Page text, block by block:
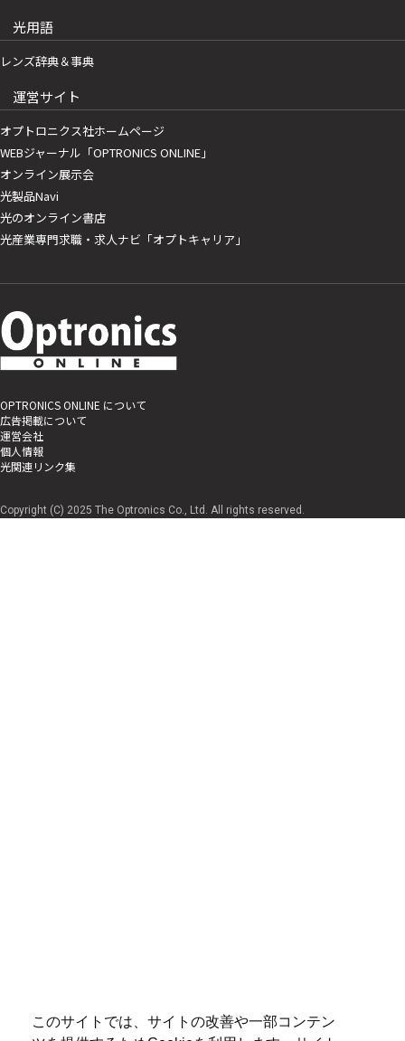
このサイトでは、サイトの改善や一部コンテン
光用語
レンズ辞典＆事典
運営サイト
オプトロニクス社ホームページ
WEBジャーナル「OPTRONICS ONLINE」
オンライン展示会
光製品Navi
光のオンライン書店
光産業専門求職・求人ナビ「オプトキャリア」
OPTRONICS ONLINE について
広告掲載について
運営会社
個人情報
光関連リンク集
Copyright (C) 2025 The Optronics Co., Ltd. All rights reserved.